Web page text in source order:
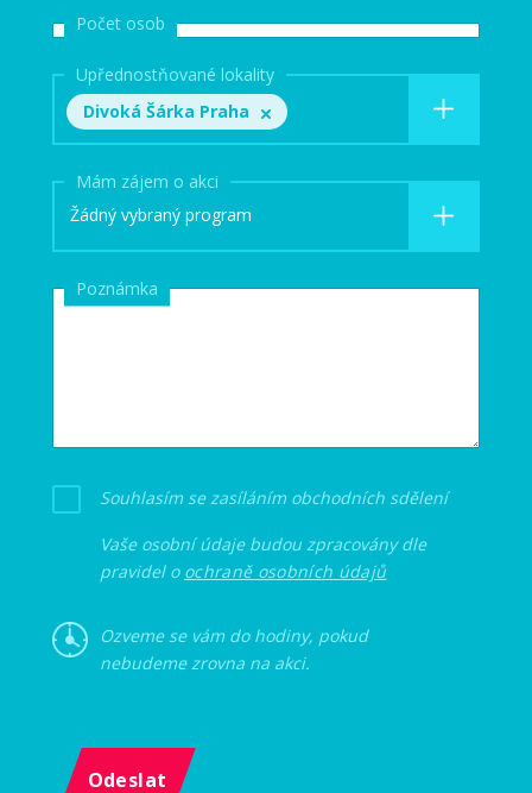
Počet osob
Upřednostňované lokality
Divoká Šárka Praha
Mám zájem o akci
Žádný vybraný program
Poznámka
Souhlasím se zasíláním obchodních sdělení
Vaše osobní údaje budou zpracovány dle
pravidel o ochraně osobních údajů
Ozveme se vám do hodiny, pokud
nebudeme zrovna na akci.
Odeslat